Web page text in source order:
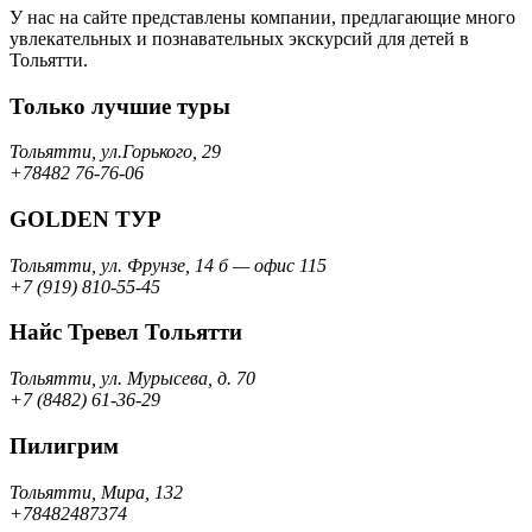
У нас на сайте представлены компании, предлагающие много
увлекательных и познавательных экскурсий для детей в
Тольятти.
Только лучшие туры
Тольятти, ул.Горького, 29
+78482 76-76-06
GOLDEN ТУР
Тольятти, ул. Фрунзе, 14 б — офис 115
+7 (919) 810-55-45
Найс Тревел Тольятти
Тольятти, ул. Мурысева, д. 70
+7 (8482) 61-36-29
Пилигрим
Тольятти, Мира, 132
+78482487374